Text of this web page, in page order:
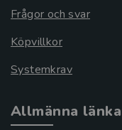
Frågor och svar
Köpvillkor
Systemkrav
Allmänna